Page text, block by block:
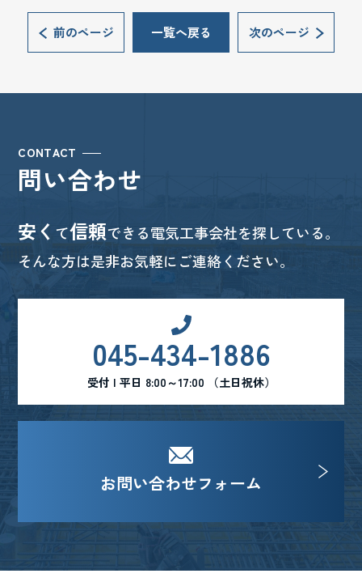
前のページ 一覧へ戻る 次のページ
CONTACT
問い合わせ
安く て信頼できる電気工事会社を探している。
そんな方は是非お気軽にご連絡ください。
045-434-1886
受付 | 平日 8:00～17:00 （土日祝休）
お問い合わせフォーム